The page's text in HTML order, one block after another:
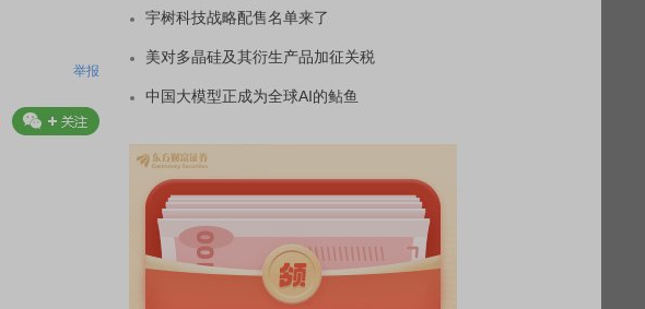
举报
宇树科技战略配售名单来了
美对多晶硅及其衍生产品加征关税
中国大模型正成为全球AI的鲇鱼